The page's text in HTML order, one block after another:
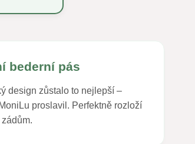
bederní pás
design zůstalo to nejlepší –
proslavil. Perfektně rozloží